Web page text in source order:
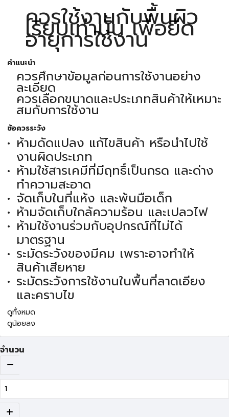
ควรใช้งานกับพื้นผิว
เรียบเท่านั้น เพื่อยืด
อายุการใช้งาน
คำแนะนำ
ควรศึกษาข้อมูลก่อนการใช้งานอย่าง
ละเอียด
ควรเลือกขนาดและประเภทสินค้าให้เหมาะ
สมกับการใช้งาน
ข้อควรระวัง
ห้ามดัดแปลง แก้ไขสินค้า หรือนำไปใช้
งานผิดประเภท
ห้ามใช้สารเคมีที่มีฤทธิ์เป็นกรด และด่าง
ทำความสะอาด
จัดเก็บในที่แห้ง และพ้นมือเด็ก
ห้ามจัดเก็บใกล้ความร้อน และเปลวไฟ
ห้ามใช้งานร่วมกับอุปกรณ์ที่ไม่ได้
มาตรฐาน
ระมัดระวังของมีคม เพราะอาจทำให้
สินค้าเสียหาย
ระมัดระวังการใช้งานในพื้นที่ลาดเอียง
และคราบไข
ดูทั้งหมด
ดูน้อยลง
จำนวน